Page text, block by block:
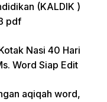
(KALDIK )
pdf
Nasi 40 Hari
Word Siap Edit
aqiqah word,